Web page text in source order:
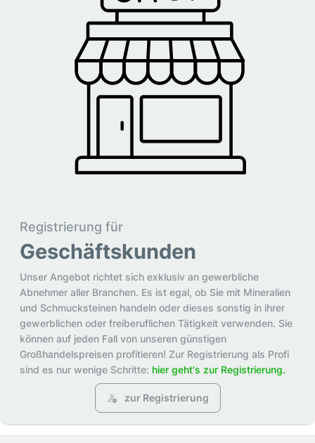
Registrierung für
Geschäftskunden
Unser Angebot richtet sich exklusiv an gewerbliche
Abnehmer aller Branchen. Es ist egal, ob Sie mit Mineralien
und Schmucksteinen handeln oder dieses sonstig in ihrer
gewerblichen oder freiberuflichen Tätigkeit verwenden. Sie
können auf jeden Fall von unseren günstigen
Großhandelspreisen profitieren! Zur Registrierung als Profi
sind es nur wenige Schritte: hier geht's zur Registrierung.
zur Registrierung